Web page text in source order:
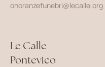
onoranzefunebri@lecalle.org
Le Calle
Pontevico